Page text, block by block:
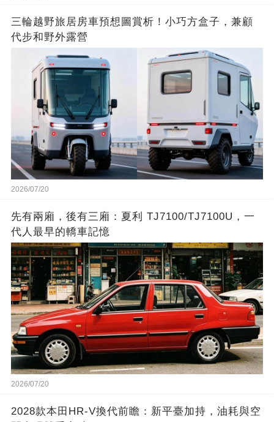
三輪越野旅居房車預想圖賞析！小巧方盒子，兼顧
代步和野外露營
2026/07/20
先有兩廂，後有三廂：夏利 TJ7100/TJ7100U，一
代人最早的轎車記憶
2026/07/20
2028款本田HR-V換代前瞻：新平臺加持，油耗與空